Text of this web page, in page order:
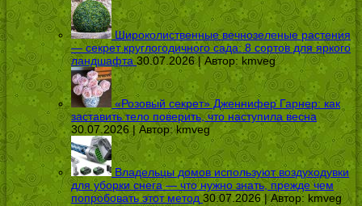
Широколиственные вечнозеленые растения
— секрет круглогодичного сада: 8 сортов для яркого
ландшафта 30.07.2026 | Автор: kmveg
«Розовый секрет» Дженнифер Гарнер: как
заставить тело поверить, что наступила весна
30.07.2026 | Автор:kmveg
Владельцы домов используют воздуходувки
для уборки снега — что нужно знать, прежде чем
попробовать этот метод 30.07.2026 | Автор: kmveg